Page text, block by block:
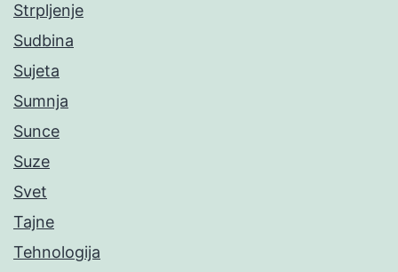
Strpljenje
Sudbina
Sujeta
Sumnja
Sunce
Suze
Svet
Tajne
Tehnologija